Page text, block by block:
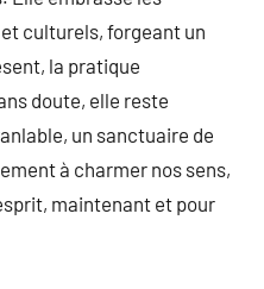
culturels, forgeant un
la pratique
doute, elle reste
un sanctuaire de
à charmer nos sens,
maintenant et pour